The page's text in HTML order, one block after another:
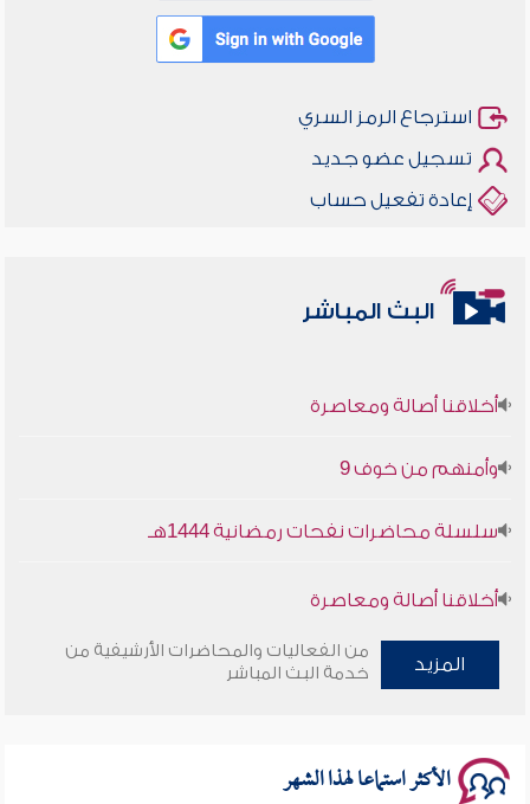
استرجاع الرمز السري
تسجيل عضو جديد
إعادة تفعيل حساب
البث المباشر
أخلاقنا أصالة ومعاصرة
وأمنهم من خوف 9
أخلاقنا أصالة ومعاصرة
وأمنهم من خوف 9
المزيد
من الفعاليات والمحاضرات الأرشيفية من
خدمة البث المباشر
الأكثر استماعا لهذا الشهر